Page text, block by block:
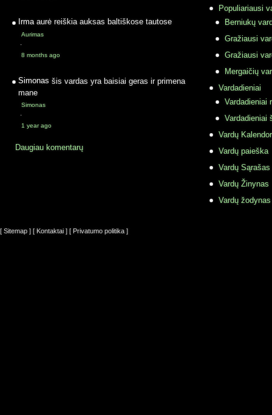
Irma aurė reiškia auksas baltiškose tautose
Aurimas
·
8 months ago
Simonas šis vardas yra baisiai geras ir primena
mane
Simonas
·
1 year ago
Daugiau komentarų
Populiariausi
Berniukų
Gražiausi
Gražiausi
Mergaičių
Vardadieniai
Vardadieniai
Vardadieniai
Vardų
Vardų paieška
Vardų Sąrašas
Vardų Žinynas
Vardų
[ Sitemap ] [ Kontaktai ] [ Privatumo politika ]